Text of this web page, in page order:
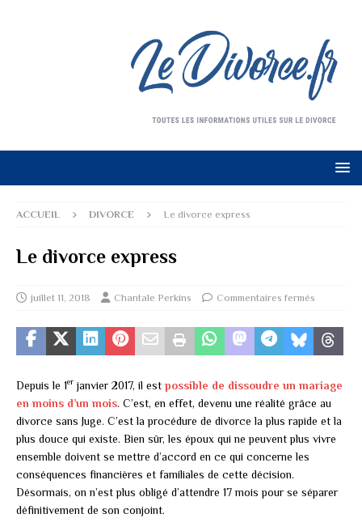
ACCUEIL DIVORCE Le divorce express
Le divorce express
juillet 11, 2018 Chantale Perkins Commentaires fermés
Depuis le 1er janvier 2017, il est possible de dissoudre un mariage
en moins d’un mois. C’est, en effet, devenu une réalité grâce au
divorce sans Juge. C’est la procédure de divorce la plus rapide et la
plus douce qui existe. Bien sûr, les époux qui ne peuvent plus vivre
ensemble doivent se mettre d’accord en ce qui concerne les
conséquences financières et familiales de cette décision.
Désormais, on n’est plus obligé d’attendre 17 mois pour se séparer
définitivement de son conjoint.